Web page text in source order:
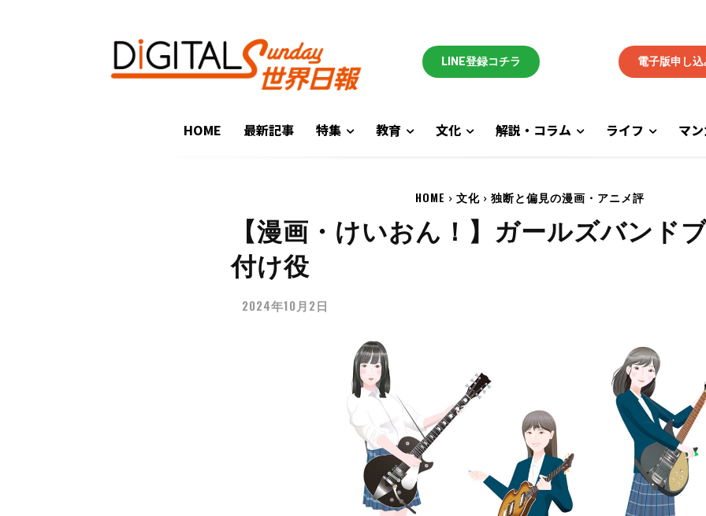
LINE登録コチラ 電子版申し込
HOME 最新記事 特集 教育 文化 解説・コラム ライフ マ
HOME 文化 独断と偏見の漫画・アニメ評
【漫画・けいおん！】ガールズバンド
付け役
2024年10月2日